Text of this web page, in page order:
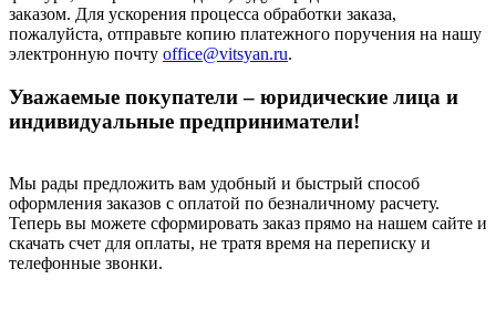
заказом. Для ускорения процесса обработки заказа,
пожалуйста, отправьте копию платежного поручения на нашу
электронную почту office@vitsyan.ru.
Уважаемые покупатели – юридические лица и
индивидуальные предприниматели!
Мы рады предложить вам удобный и быстрый способ
оформления заказов с оплатой по безналичному расчету.
Теперь вы можете сформировать заказ прямо на нашем сайте и
скачать счет для оплаты, не тратя время на переписку и
телефонные звонки.